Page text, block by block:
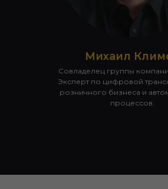
Михаил
Совладелец группы
Эксперт по цифровой
розничного бизнеса и
процессов.